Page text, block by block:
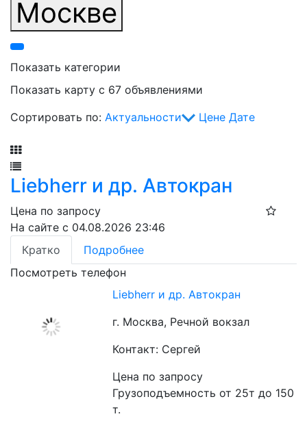
Москве
Показать категории
Показать карту с 67 объявлениями
Сортировать по: Актуальности Цене Дате
Liebherr и др. Автокран
Цена по запросу
На сайте с 04.08.2026 23:46
Кратко
Подробнее
Посмотреть телефон
Liebherr и др. Автокран
г. Москва, Речной вокзал
Контакт: Сергей
Цена по запросу
Грузоподъемность от 25т до 150
т.